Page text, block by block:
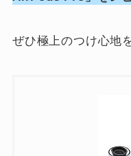
ぜひ極上のつけ心地